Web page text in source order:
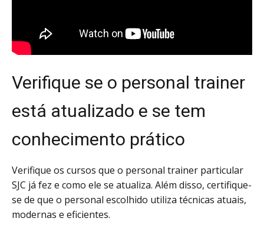
Verifique se o personal trainer
está atualizado e se tem
conhecimento prático
Verifique os cursos que o personal trainer particular
SJC já fez e como ele se atualiza. Além disso, certifique-
se de que o personal escolhido utiliza técnicas atuais,
modernas e eficientes.